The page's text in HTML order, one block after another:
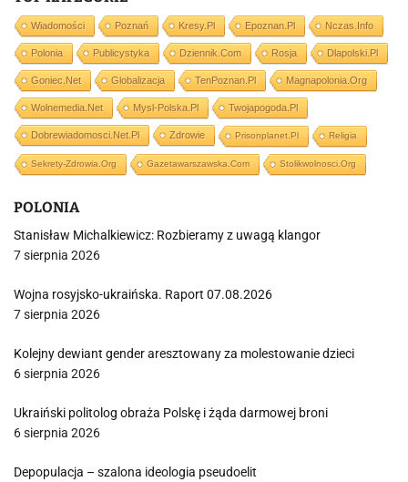
Wiadomości Poznań Kresy.pl Epoznan.pl Nczas.info
Polonia Publicystyka Dziennik.com Rosja Dlapolski.pl
Goniec.net Globalizacja TenPoznan.pl Magnapolonia.org
Wolnemedia.net Mysl-Polska.pl Twojapogoda.pl
Dobrewiadomosci.net.pl Zdrowie Prisonplanet.pl Religia
Sekrety-Zdrowia.org Gazetawarszawska.com Stolikwolnosci.org
POLONIA
Stanisław Michalkiewicz: Rozbieramy z uwagą klangor
7 sierpnia 2026
Wojna rosyjsko-ukraińska. Raport 07.08.2026
7 sierpnia 2026
Kolejny dewiant gender aresztowany za molestowanie dzieci
6 sierpnia 2026
Ukraiński politolog obraża Polskę i żąda darmowej broni
6 sierpnia 2026
Depopulacja – szalona ideologia pseudoelit